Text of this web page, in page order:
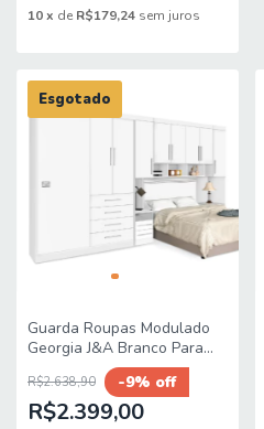
10x de R$179,24 sem juros
Guarda Roupas Modulado
Georgia J&A Branco Para
Cama Box 1,58M Queen
R$2.638,90 -9% off
R$2.399,00
Esgotado